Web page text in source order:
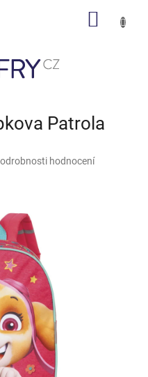
Patrola
hodnocení